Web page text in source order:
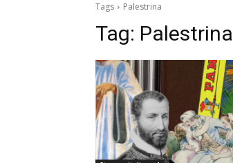
Tags Palestrina
Tag: Palestrina